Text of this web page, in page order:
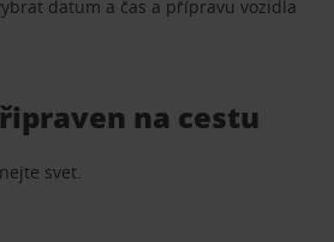
datum a čas a přípravu vozidla
na cestu
svet.